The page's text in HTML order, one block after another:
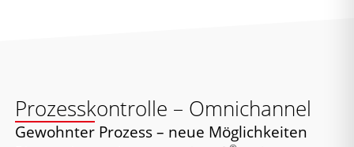
Prozesskontrolle – Omnichannel
Gewohnter Prozess – neue Möglichkeiten